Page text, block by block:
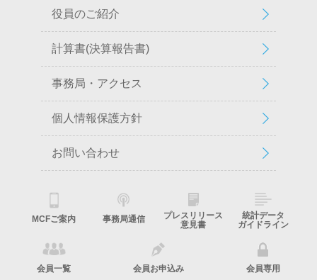
役員のご紹介
計算書(決算報告書)
事務局・アクセス
個人情報保護方針
お問い合わせ
MCFご案内 事務局通信
プレスリリース
意見書
統計データ
ガイドライン
会員一覧 会員お申込み 会員専用